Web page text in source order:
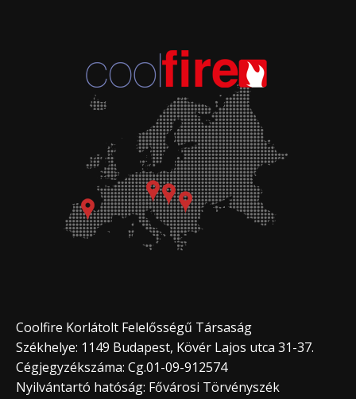
Coolfire Korlátolt Felelősségű Társaság
Székhelye: 1149 Budapest, Kövér Lajos utca 31-37.
Cégjegyzékszáma: Cg.01-09-912574
Nyilvántartó hatóság: Fővárosi Törvényszék